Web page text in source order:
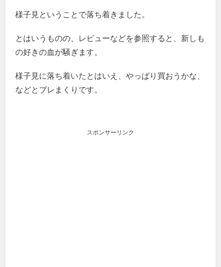
様子見ということで落ち着きました。
とはいうものの、レビューなどを参照すると、新しも
の好きの血が騒ぎます。
様子見に落ち着いたとはいえ、やっぱり買おうかな、
などとブレまくりです。
スポンサーリンク